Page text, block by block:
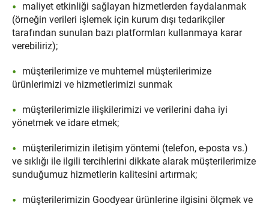
maliyet etkinliği sağlayan hizmetlerden faydalanmak
(örneğin verileri işlemek için kurum dışı tedarikçiler
tarafından sunulan bazı platformları kullanmaya karar
verebiliriz);
müşterilerimize ve muhtemel müşterilerimize
ürünlerimizi ve hizmetlerimizi sunmak
müşterilerimizle ilişkilerimizi ve verilerini daha iyi
yönetmek ve idare etmek;
müşterilerimizin iletişim yöntemi (telefon, e-posta vs.)
ve sıklığı ile ilgili tercihlerini dikkate alarak müşterilerimize
sunduğumuz hizmetlerin kalitesini artırmak;
müşterilerimizin Goodyear ürünlerine ilgisini ölçmek ve